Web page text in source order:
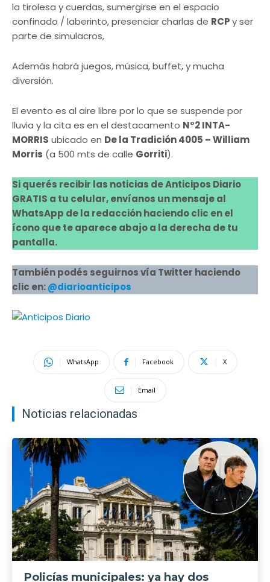
la tirolesa y cuerdas, sumergirse en el espacio
confinado / laberinto, presenciar charlas de RCPy ser
parte de simulacros,
Además habrá juegos, música, buffet, y mucha
diversión.
El evento es al aire libre por lo que se suspende por
lluvia y la cita es en el destacamento N°2 INTA-
MORRIS ubicado en De la Tradición 4005 – William
Morris (a 500 mts de calle Gorriti).
Si querés recibir las noticias de Anticipos Diario
GRATIS a tu celular, envíanos un mensaje al
WhatsApp de la redacción haciendo clic en el
ícono que te aparece abajo a la derecha de tu
pantalla.
También podés seguirnos vía Twitter haciendo
clic en:@diarioanticipos
WhatsApp Facebook X
Email
Noticias relacionadas
Policías municipales: ya hay dos